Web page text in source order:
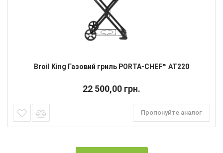
Broil King Газовий гриль PORTA-CHEF™ AT220
22 500,00 грн.
Пропонуйте аналог